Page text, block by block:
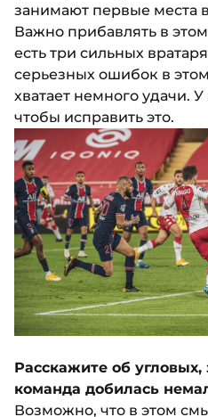
занимают первые места
Важно прибавлять в
есть три сильных
серьезных ошибок в
хватает немного удачи.
чтобы исправить это.
Расскажите об
команда добилась
Возможно, что в этом